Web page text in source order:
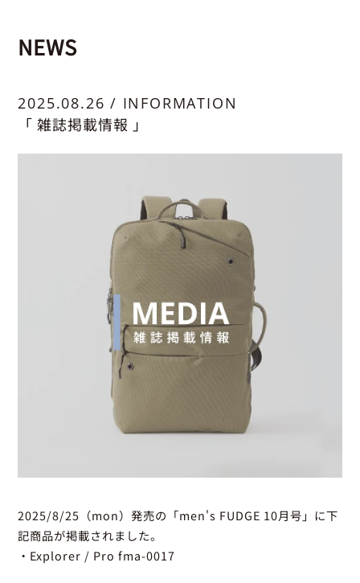
NEWS
2025.08.26 / INFORMATION
「 雑誌掲載情報 」
2025/8/25（mon）発売の「men's FUDGE 10月号」に下
記商品が掲載されました。
・Explorer / Pro fma-0017